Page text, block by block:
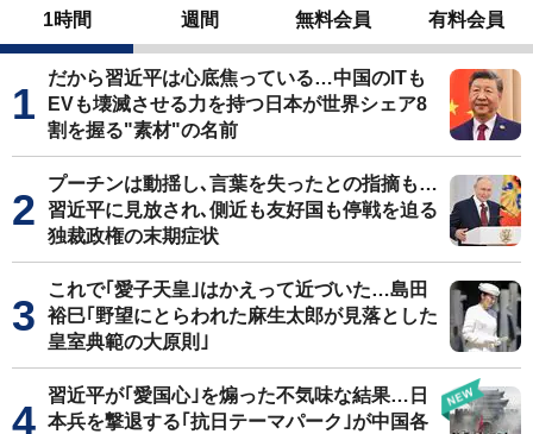
1時間 週間 無料会員 有料会員
だから習近平は心底焦っている…中国のITも
EVも壊滅させる力を持つ日本が世界シェア8
割を握る"素材"の名前
プーチンは動揺し､言葉を失ったとの指摘も…
習近平に見放され､側近も友好国も停戦を迫る
独裁政権の末期症状
これで｢愛子天皇｣はかえって近づいた…島田
裕巳｢野望にとらわれた麻生太郎が見落とした
皇室典範の大原則｣
習近平が｢愛国心｣を煽った不気味な結果…日
本兵を撃退する｢抗日テーマパーク｣が中国各